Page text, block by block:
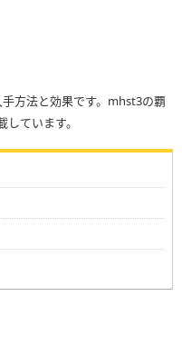
方法と効果です。mhst3の覇
ています。